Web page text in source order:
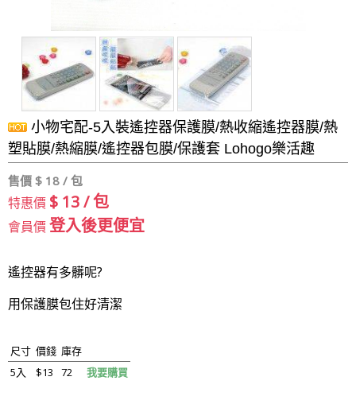
小物宅配-5入裝遙控器保護膜/熱收縮遙控器膜/熱
塑貼膜/熱縮膜/遙控器包膜/保護套 Lohogo樂活趣
售價 $ 18 / 包
特惠價 $ 13 / 包
會員價登入後更便宜
遙控器有多髒呢?
用保護膜包住好清潔
尺寸 價錢 庫存
5入
$13 72 我要購買